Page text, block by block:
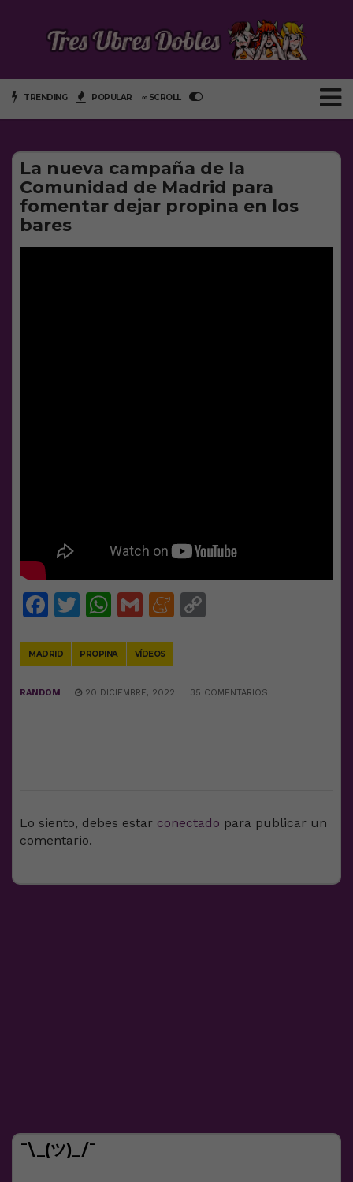
TRENDING POPULAR ∞ SCROLL
La nueva campaña de la
Comunidad de Madrid para
fomentar dejar propina en los
bares
Facebook
Twitter
WhatsApp
GmailMeneame
MADRID PROPINA VÍDEOS
RANDOM 20 DICIEMBRE, 2022 35 COMENTARIOS
Lo siento, debes estar conectado para publicar un
comentario.
¯\_(ツ)_/¯